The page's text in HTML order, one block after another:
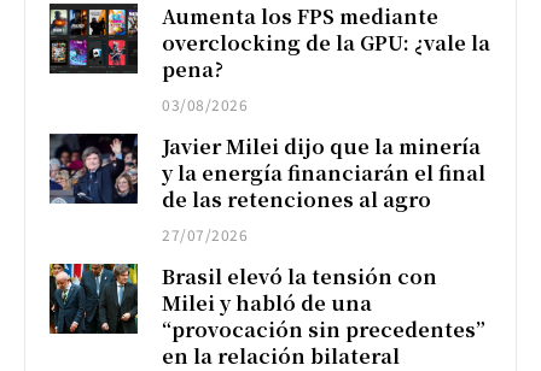
Aumenta los FPS mediante
overclocking de la GPU: ¿vale la
pena?
03/08/2026
Javier Milei dijo que la minería
y la energía financiarán el final
de las retenciones al agro
27/07/2026
Brasil elevó la tensión con
Milei y habló de una
“provocación sin precedentes”
en la relación bilateral